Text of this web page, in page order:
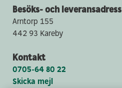
Besöks- och leveransadress
Arntorp 155
442 93 Kareby
Kontakt
0705-64 80 22
Skicka mejl